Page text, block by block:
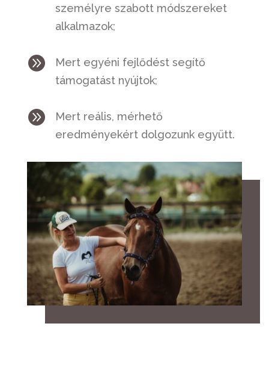
személyre szabott módszereket
alkalmazok;

Mert egyéni fejlődést segítő
támogatást nyújtok;

Mert reális, mérhető
eredményekért dolgozunk együtt.